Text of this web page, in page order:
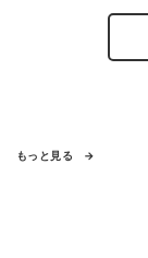
もっと見る